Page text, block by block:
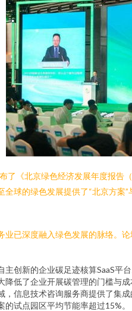
了《北京绿色经济发展年度报
球的绿色发展提供了“北京方案”
已深度融入绿色发展的脉络。
主创新的企业碳足迹核算SaaS
低了企业开展碳管理的门槛与成
，信息技术咨询服务商提供了集
试点园区平均节能率超过15%。